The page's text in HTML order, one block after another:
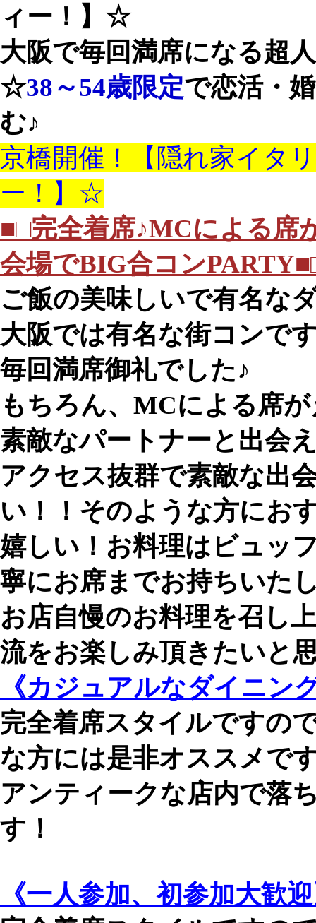
ィー！】☆
大阪で毎回満席になる超
☆38～54歳限定で恋活・
む♪
京橋開催！【隠れ家イタ
ー！】☆
■□完全着席♪MCによる席
会場でBIG合コン
ご飯の美味しいで有名な
大阪では有名な街コンで
毎回満席御礼でした♪
もちろん、MCによる席
素敵なパートナーと出会
アクセス抜群で素敵な出
い！！そのような方にお
嬉しい！お料理はビュッ
寧にお席までお持ちいた
お店自慢のお料理を召し
流をお楽しみ頂きたいと
《カジュアルなダイニン
完全着席スタイルですの
な方には是非オススメで
アンティークな店内で落
す！
《一人参加、初参加大歓